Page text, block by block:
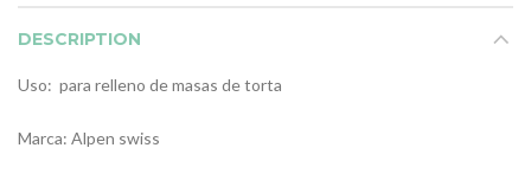
DESCRIPTION
Uso: para relleno de masas de torta
Marca: Alpen swiss